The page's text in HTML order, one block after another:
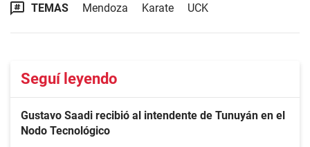
TEMAS Mendoza Karate UCK
Seguí leyendo
Gustavo Saadi recibió al intendente de Tunuyán en el
Nodo Tecnológico